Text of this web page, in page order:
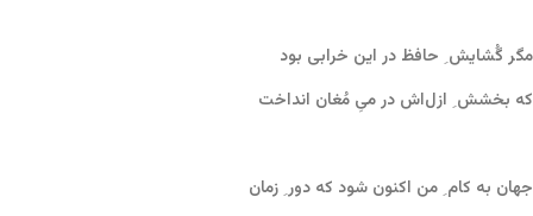
مگر گُشایش ِ حافظ در این خرابی بود
که بخشش ِ ازل‌اش در میِ مُغان انداخت
جهان به کام ِ من اکنون شود که دور ِ زمان